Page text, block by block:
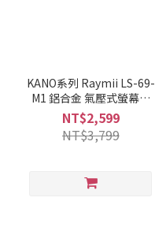
KANO系列 Raymii LS-69-
M1 鋁合金 氣壓式螢幕支
架 螢幕架 螢幕增高支架
NT$2,599
NT$3,799